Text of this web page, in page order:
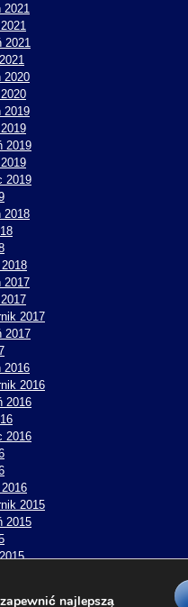
2021
2021
2020
2019
2019
2019
2018
2017
2017
2017
2016
2016
2016
2016
2015
2015
najlepszą